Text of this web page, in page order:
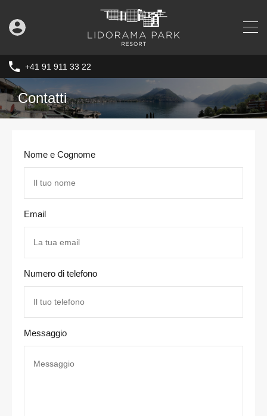
+41 91 911 33 22
Contatti
Nome e Cognome
Email
Numero di telefono
Messaggio